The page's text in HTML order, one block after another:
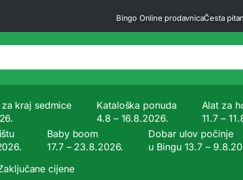
Bingo Online prodavnicaČesta
kraj sedmice
Kataloška ponuda
4.8 – 16.8.2026.
Alat za
11.7 –
Baby boom
17.7 – 23.8.2026.
Dobar ulov počinje
u Bingu 13.7 –
cijene